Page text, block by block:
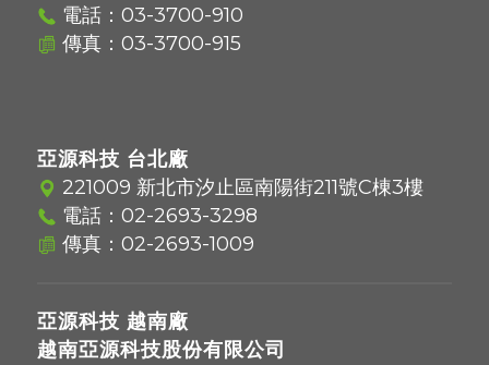
電話： 03-3700-910
傳真：03-3700-915
亞源科技 台北廠
221009 新北市汐止區南陽街211號C棟3樓
電話： 02-2693-3298
傳真：02-2693-1009
亞源科技 越南廠
越南亞源科技股份有限公司